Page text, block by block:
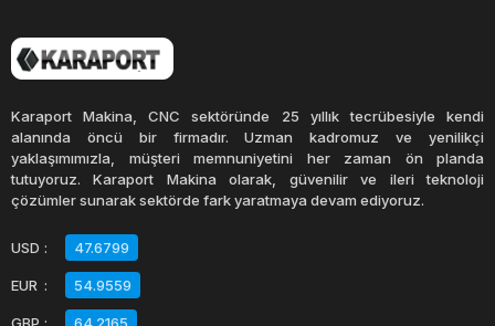
değişebilir.
durumdadır. Bu makineler, genellikle üretici garantisi
altındadır ve yüksek kaliteli baskı işlemleri için idealdir.
Satılık sıfır serigrafi makineleri, birçok farklı marka ve
kapasitelerine bağlı olarak değişir.
Sahibinden satılık serigrafi makineleri, bireysel kullanıcılar
Karaport Makina, CNC sektöründe 25 yıllık tecrübesiyle kendi
alanında öncü bir firmadır. Uzman kadromuz ve yenilikçi
yaklaşımımızla, müşteri memnuniyetini her zaman ön planda
tutuyoruz. Karaport Makina olarak, güvenilir ve ileri teknoloji
çözümler sunarak sektörde fark yaratmaya devam ediyoruz.
USD : 47.6799
EUR : 54.9559